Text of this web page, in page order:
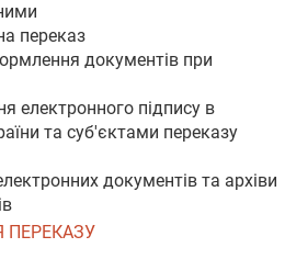
переказ
документів при
електронного підпису в
та суб'єктами переказу
документів та архіви
ПЕРЕКАЗУ